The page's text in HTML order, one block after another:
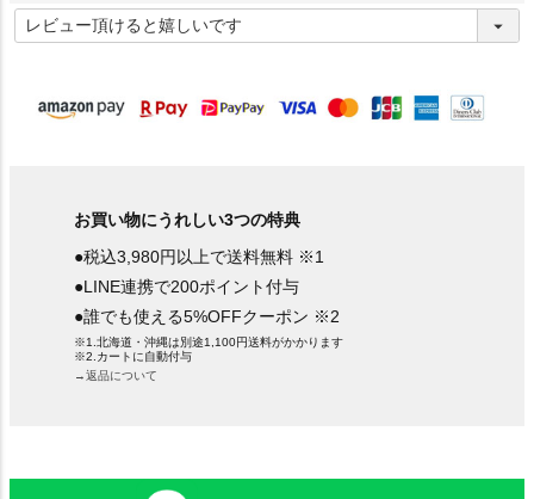
必
須
お買い物にうれしい3つの特典
●税込3,980円以上で送料無料 ※1
●LINE連携で200ポイント付与
●誰でも使える5%OFFクーポン ※2
※1.北海道・沖縄は別途1,100円送料がかかります
※2.カートに自動付与
→返品について